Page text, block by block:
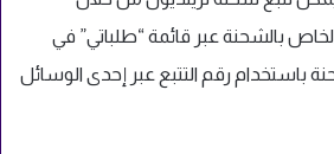
بالشحنة عبر قائمة “طلباتي” في
باستخدام رقم التتبع عبر إحدى الوسائل